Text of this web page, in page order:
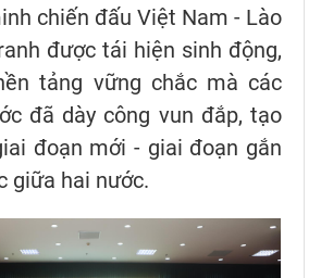
chiến đấu Việt Nam - Lào
được tái hiện sinh động,
tảng vững chắc mà các
đã dày công vun đắp, tạo
đoạn mới - giai đoạn gắn
giữa hai nước.